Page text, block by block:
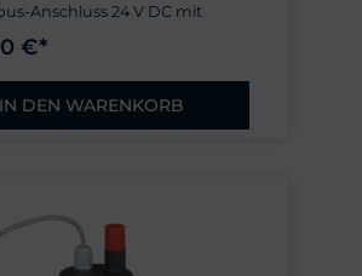
Anschluss 24 V DC mit
Steuerelektronik
bis 500 mbar
Ø 19 mm
Ausgänge mit Schlauchtülle
Endstück DN100 als
€*
IN DEN WARENKORB